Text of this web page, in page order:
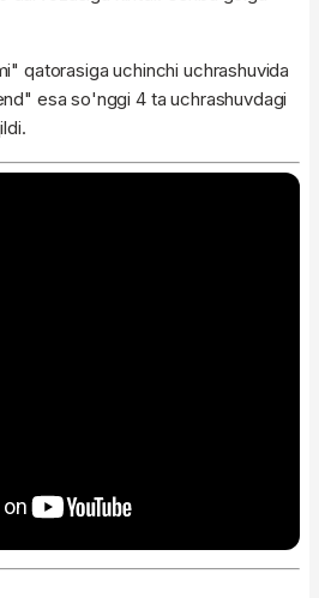
qatorasiga uchinchi uchrashuvida
esa so'nggi 4 ta uchrashuvdagi